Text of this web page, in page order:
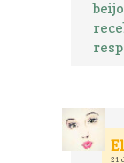
21